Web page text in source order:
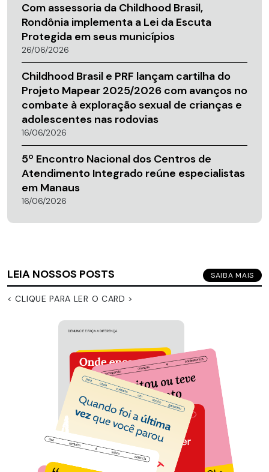
Com assessoria da Childhood Brasil,
Rondônia implementa a Lei da Escuta
Protegida em seus municípios
26/06/2026
Childhood Brasil e PRF lançam cartilha do
Projeto Mapear 2025/2026 com avanços no
combate à exploração sexual de crianças e
adolescentes nas rodovias
16/06/2026
5º Encontro Nacional dos Centros de
Atendimento Integrado reúne especialistas
em Manaus
16/06/2026
LEIA NOSSOS POSTS SAIBA MAIS
< CLIQUE PARA LER O CARD >